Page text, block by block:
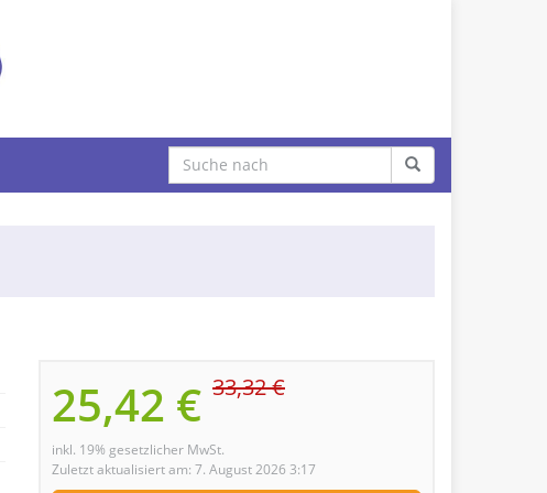
25,42 € 33,32 €
inkl. 19% gesetzlicher MwSt.
Zuletzt aktualisiert am: 7. August 2026 3:17